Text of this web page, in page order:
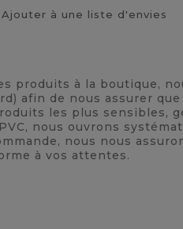
Ajouter à une liste d'envies
produits à la boutique,
afin de nous assurer
les plus sensibles,
nous ouvrons
nous nous
à vos attentes.